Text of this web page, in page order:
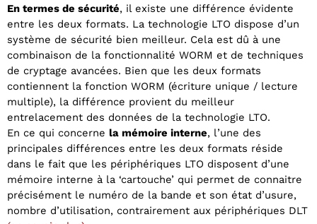
En termes de sécurité, il existe une différence évidente
entre les deux formats. La technologie LTO dispose d’un
système de sécurité bien meilleur. Cela est dû à une
combinaison de la fonctionnalité WORM et de techniques
de cryptage avancées. Bien que les deux formats
contiennent la fonction WORM (écriture unique / lecture
multiple), la différence provient du meilleur
entrelacement des données de la technologie LTO.
En ce qui concerne la mémoire interne, l’une des
principales différences entre les deux formats réside
dans le fait que les périphériques LTO disposent d’une
mémoire interne à la ‘cartouche’ qui permet de connaitre
précisément le numéro de la bande et son état d’usure,
nombre d’utilisation, contrairement aux périphériques DLT